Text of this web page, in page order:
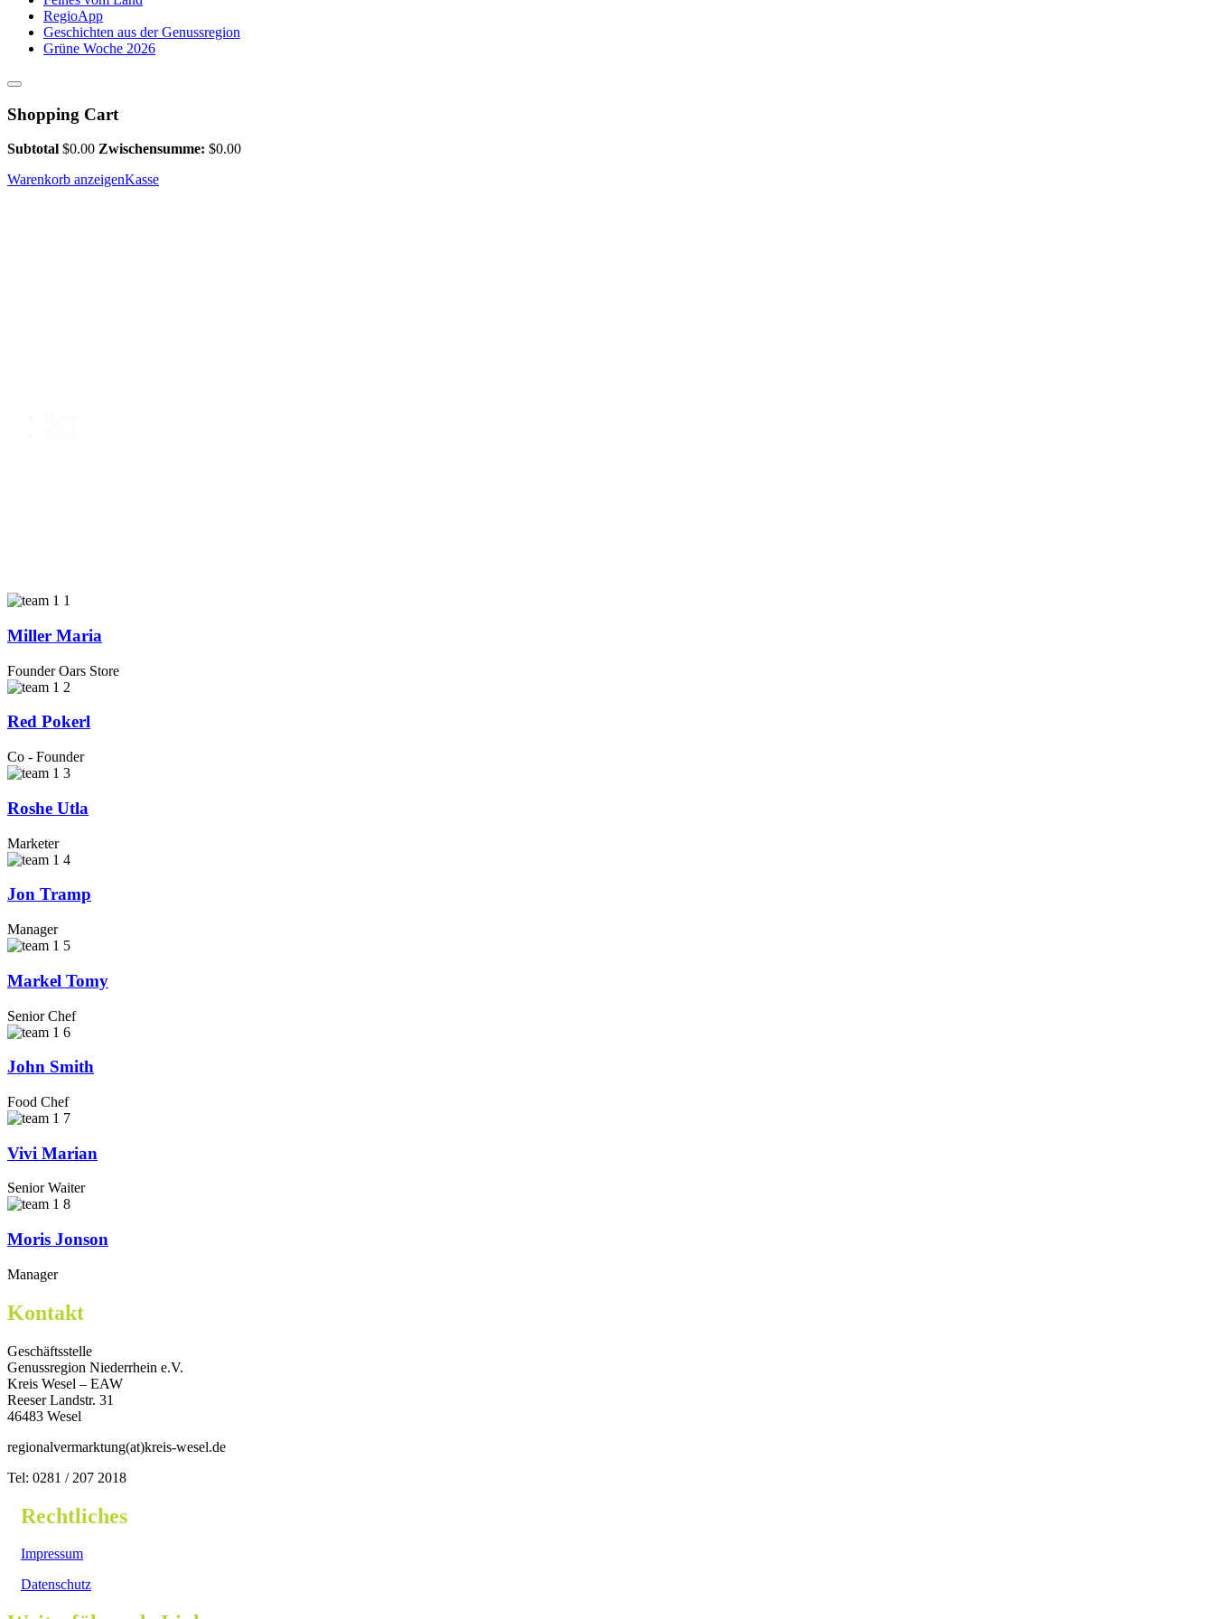
RegioApp
Geschichten aus der Genussregion
Grüne Woche 2026
Shopping Cart
Subtotal $0.00 Zwischensumme: $0.00
Warenkorb anzeigenKasse
Miller Maria
Founder Oars Store
Red Pokerl
Co - Founder
Roshe Utla
Marketer
Jon Tramp
Manager
Markel Tomy
Senior Chef
John Smith
Food Chef
Vivi Marian
Senior Waiter
Moris Jonson
Manager
Kontakt
Geschäftsstelle
Genussregion Niederrhein e.V.
Kreis Wesel – EAW
Reeser Landstr. 31
46483 Wesel
regionalvermarktung(at)kreis-wesel.de
Tel: 0281 / 207 2018
Rechtliches
Impressum
Datenschutz